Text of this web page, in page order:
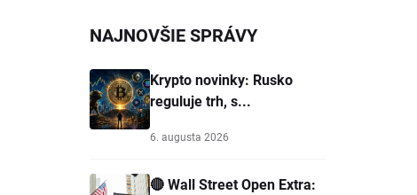
NAJNOVŠIE SPRÁVY
Krypto novinky: Rusko
reguluje trh, s...
6. augusta 2026
🔴 Wall Street Open Extra: